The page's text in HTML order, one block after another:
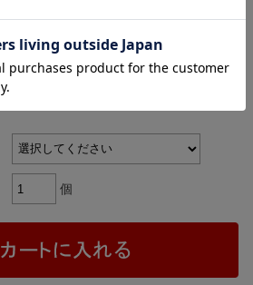
¥6,200 (税込 ¥6,820)
個